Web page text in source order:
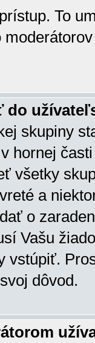
To
do
skupiny
hornej
všetky
a
o
Vašu
vstúpiť.
dôvod.